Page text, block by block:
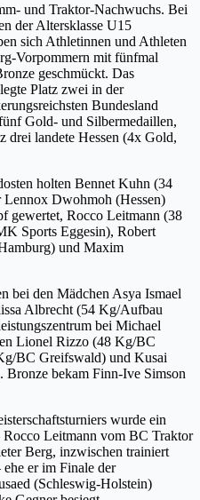
und Traktor-Nachwuchs. Bei
der Altersklasse U15
sich Athletinnen und Athleten
Vorpommern mit fünfmal
geschmückt. Das
Platz zwei in der
Bundesland
Gold- und Silbermedaillen,
drei landete Hessen (4x Gold,
holten Bennet Kuhn (34
Dwohmoh (Hessen)
gewertet, Rocco Leitmann (38
Sports Eggesin), Robert
und Maxim
bei den Mädchen Asya Ismael
Albrecht (54 Kg/Aufbau
bei Michael
Lionel Rizzo (48 Kg/BC
BC Greifswald) und Kusai
bekam Finn-Ive Simson
wurde ein
Leitmann vom BC Traktor
Berg, inzwischen trainiert
er im Finale der
(Schleswig-Holstein)